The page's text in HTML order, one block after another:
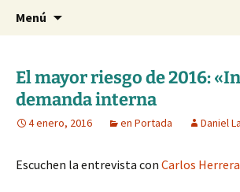
dlacalle.com
Blog de Daniel Lacalle
Menú
El mayor riesgo de 2016:
demanda interna
4 enero, 2016 en Portada Daniel
Escuchen la entrevista con Carlos Herrera